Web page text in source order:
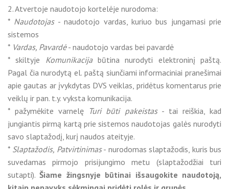
2. Atvertoje naudotojo kortelėje nurodoma:
* Naudotojas- naudotojo vardas, kuriuo bus jungamasi prie
sistemos
* Vardas, Pavardė- naudotojo vardas bei pavardė
* skiltyje Komunikacijabūtina nurodyti elektroninį paštą.
Pagal čia nurodytą el. paštą siunčiami informaciniai pranešimai
apie gautas ar įvykdytas DVS veiklas, pridėtus komentarus prie
veiklų ir pan. t.y. vyksta komunikacija.
* pažymėkite varnelę Turi būti pakeistas- tai reiškia, kad
jungiantis pirmą kartą prie sistemos naudotojas galės nurodyti
savo slaptažodį, kurį naudos ateityje.
* Slaptažodis, Patvirtinimas- nurodomas slaptažodis, kuris bus
suvedamas pirmojo prisijungimo metu (slaptažodžiai turi
sutapti).Šiame žingsnyje būtinai išsaugokite naudotoją,